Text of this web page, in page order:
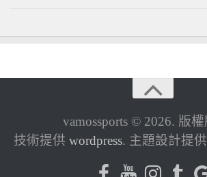
vamossports © 2026. 版權
技術提供 wordpress. 主題設計提供